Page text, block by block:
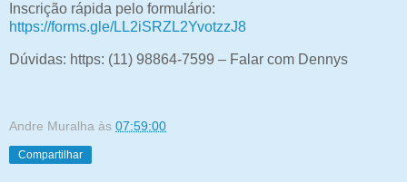
Inscrição rápida pelo formulário:
https://forms.gle/LL2iSRZL2YvotzzJ8
Dúvidas: https: (11) 98864-7599 – Falar com Dennys
Andre Muralha às 07:59:00
Compartilhar